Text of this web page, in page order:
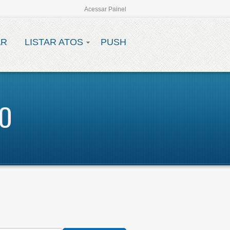
Acessar Painel
LISTAR ATOS PUSH